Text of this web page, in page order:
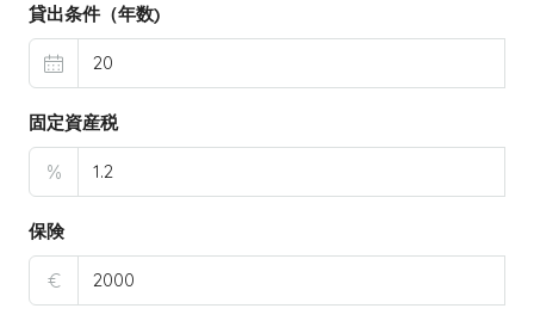
貸出条件（年数)
固定資産税
%
保険
€